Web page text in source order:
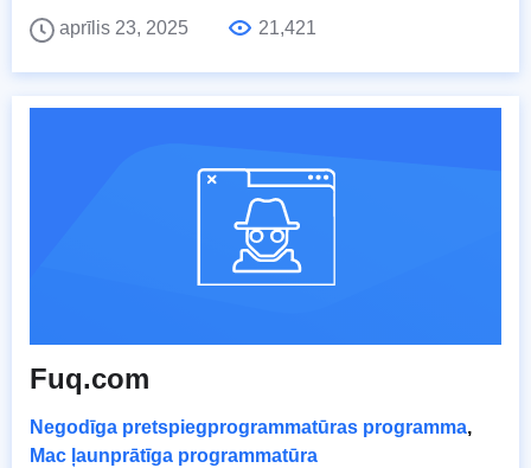
aprīlis 23, 2025
21,421
Fuq.com
Negodīga pretspiegprogrammatūras programma,
Mac ļaunprātīga programmatūra